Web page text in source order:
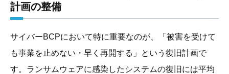
計画の整備
サイバーBCPにおいて特に重要なのが、「被害を受けて
も事業を止めない・早く再開する」という復旧計画で
す。ランサムウェアに感染したシステムの復旧には平均